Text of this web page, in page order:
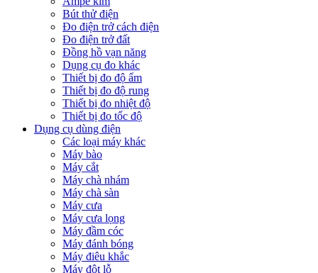
Bút thử điện
Đo điện trở cách điện
Đo điện trở đất
Đồng hồ vạn năng
Dụng cụ đo khác
Thiết bị đo độ ẩm
Thiết bị đo độ rung
Thiết bị đo nhiệt độ
Thiết bị đo tốc độ
Dụng cụ dùng điện
Các loại máy khác
Máy bào
Máy cắt
Máy chà nhám
Máy chà sàn
Máy cưa
Máy cưa lọng
Máy đầm cóc
Máy đánh bóng
Máy điêu khắc
Máy đột lỗ